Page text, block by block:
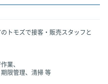
トモズで接客・販売スタッフと
業、
限管理、清掃 等